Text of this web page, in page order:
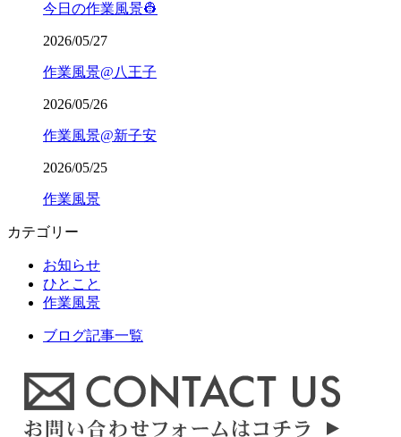
今日の作業風景👷
2026/05/27
作業風景@八王子
2026/05/26
作業風景@新子安
2026/05/25
作業風景
カテゴリー
お知らせ
ひとこと
作業風景
ブログ記事一覧